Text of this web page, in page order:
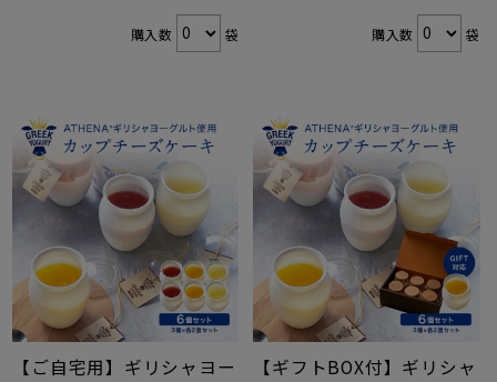
購入数 袋 購入数 袋
【ご自宅用】ギリシャヨー
【ギフトBOX付】ギリシャ